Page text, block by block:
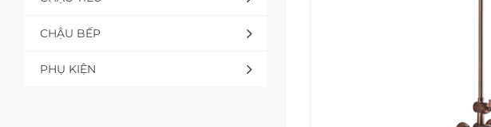
CHẬU BẾP
PHỤ KIỆN